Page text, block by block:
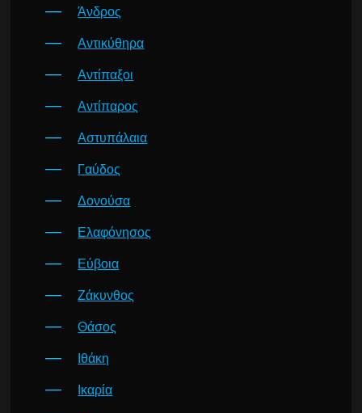
Άνδρος
Αντικύθηρα
Αντίπαξοι
Αντίπαρος
Αστυπάλαια
Γαύδος
Δονούσα
Ελαφόνησος
Εύβοια
Ζάκυνθος
Θάσος
Ιθάκη
Ικαρία